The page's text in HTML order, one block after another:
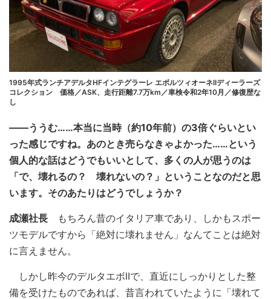
1995年式ランチアデルタHFインテグラーレ エボルツィオーネIIディーラーズ
コレクション 価格／ASK、走行距離7.7万km／車検令和2年10月／修復歴な
し
――ううむ……本当に当時（約10年前）の3倍ぐらいとい
った感じですね。あのとき売らなきゃよかった……という
個人的な話はどうでもいいとして、多くの人が思うのは
「で、壊れるの？ 壊れないの？」ということなのだと思
います。そのあたりはどうでしょうか？
成瀬社長 もちろん昔のイタリア車であり、しかもスポー
ツモデルですから「絶対に壊れません」なんてことは絶対
に言えません。
しかし昨今のデルタエボIIで、直近にしっかりとした整
備を受けたものであれば、昔言われていたように「壊れて